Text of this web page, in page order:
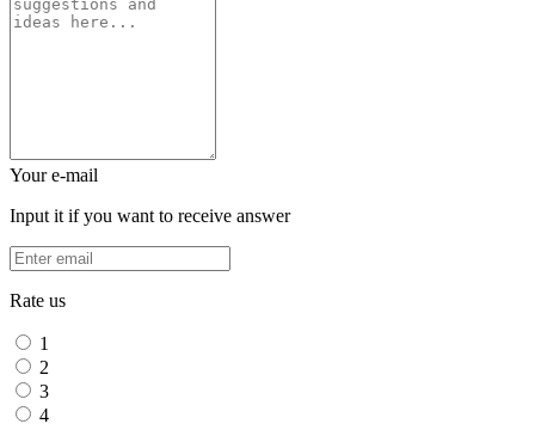
Your e-mail
Input it if you want to receive answer
Rate us
1
2
3
4